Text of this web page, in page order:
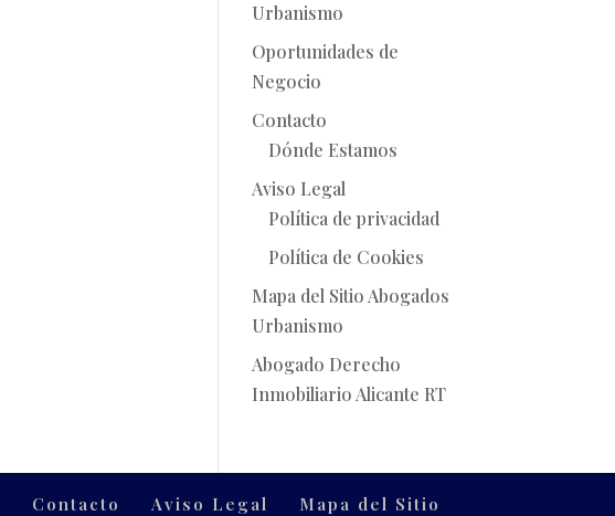
Urbanismo
Oportunidades de
Negocio
Contacto
Dónde Estamos
Aviso Legal
Política de privacidad
Política de Cookies
Mapa del Sitio Abogados
Urbanismo
Abogado Derecho
Inmobiliario Alicante RT
Contacto Aviso Legal Mapa del Sitio